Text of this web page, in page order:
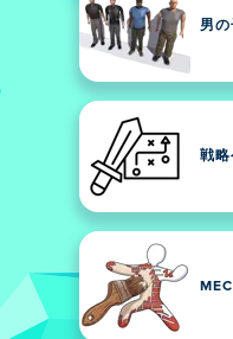
男
戦略